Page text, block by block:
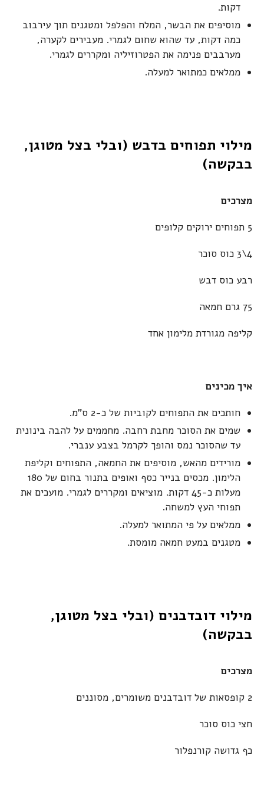
דקות.
מוסיפים את הבשר, המלח והפלפל ומטגנים תוך עירבוב
כמה דקות, עד שהוא שחום לגמרי. מעבירים לקערה,
מערבבים פנימה את הפטרוזיליה ומקררים לגמרי.
ממלאים כמתואר למעלה.
מילוי תפוחים בדבש (ובלי בצל מטוגן,
בבקשה)
מצרכים
5 תפוחים ירוקים קלופים
4\3 כוס סוכר
רבע כוס דבש
75 גרם חמאה
קליפה מגורדת מלימון אחד
איך מכינים
חותכים את התפוחים לקוביות של כ-2 ס"מ.
שמים את הסוכר מחבת רחבה. מחממים על להבה בינונית
עד שהסוכר נמס והופך לקרמל בצבע ענברי.
מורידים מהאש, מוסיפים את החמאה, התפוחים וקליפת
הלימון. מכסים בנייר כסף ואופים בתנור בחום של 180
מעלות כ-45 דקות. מוציאים ומקררים לגמרי. מועכים את
תפוחי העץ למשחה.
ממלאים על פי המתואר למעלה.
מטגנים במעט חמאה מומסת.
מילוי דובדבנים (ובלי בצל מטוגן,
בבקשה)
מצרכים
2 קופסאות של דובדבנים משומרים, מסוננים
חצי כוס סוכר
כף גדושה קורנפלור